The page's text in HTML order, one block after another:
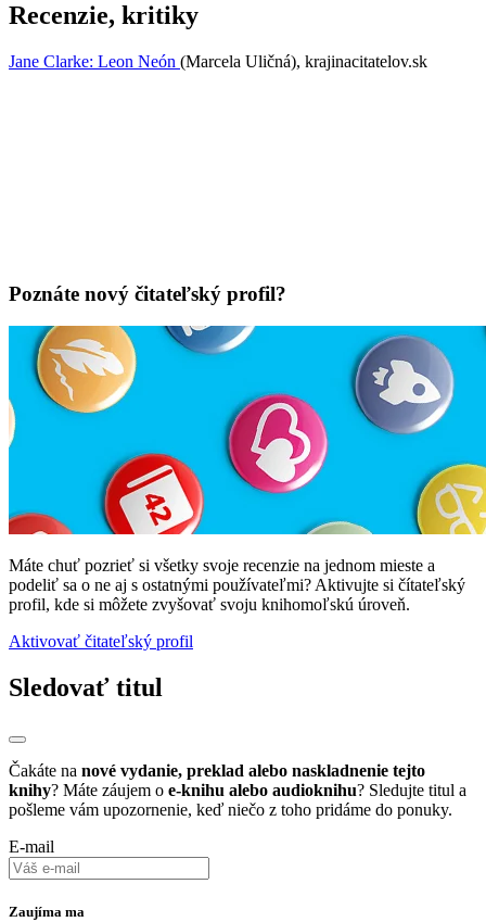
Recenzie, kritiky
Jane Clarke: Leon Neón (Marcela Uličná), krajinacitatelov.sk
Poznáte nový čitateľský profil?
Máte chuť pozrieť si všetky svoje recenzie na jednom mieste a
podeliť sa o ne aj s ostatnými používateľmi? Aktivujte si čítateľský
profil, kde si môžete zvyšovať svoju knihomoľskú úroveň.
Aktivovať čitateľský profil
Sledovať titul
Čakáte na nové vydanie, preklad alebo naskladnenie tejto
knihy? Máte záujem o e-knihu alebo audioknihu? Sledujte titul a
pošleme vám upozornenie, keď niečo z toho pridáme do ponuky.
E-mail
Zaujíma ma